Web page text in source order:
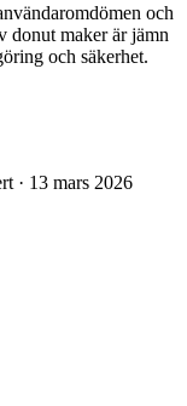
och
donut maker är jämn
och säkerhet.
· 13 mars 2026